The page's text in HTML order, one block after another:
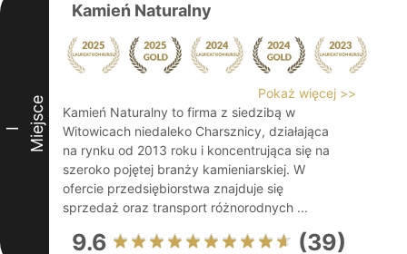
I Miejsce
Kamień Naturalny
Pokaż więcej >>
Kamień Naturalny to firma z siedzibą w
Witowicach niedaleko Charsznicy, działająca
na rynku od 2013 roku i koncentrująca się na
szeroko pojętej branży kamieniarskiej. W
ofercie przedsiębiorstwa znajduje się
sprzedaż oraz transport różnorodnych ...
9.6 (39)